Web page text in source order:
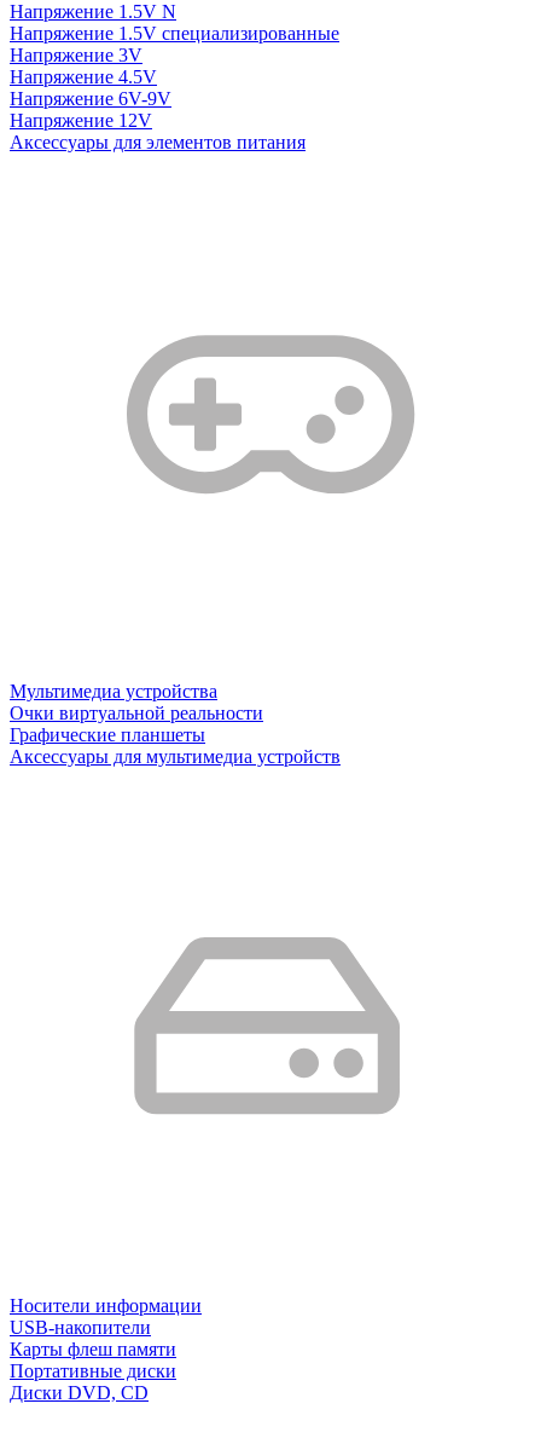
Напряжение 1.5V N
Напряжение 1.5V специализированные
Напряжение 3V
Напряжение 4.5V
Напряжение 6V-9V
Напряжение 12V
Аксессуары для элементов питания
Мультимедиа устройства
Очки виртуальной реальности
Графические планшеты
Аксессуары для мультимедиа устройств
Носители информации
USB-накопители
Карты флеш памяти
Портативные диски
Диски DVD, CD